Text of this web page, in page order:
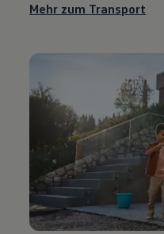
Mehr zum Transport